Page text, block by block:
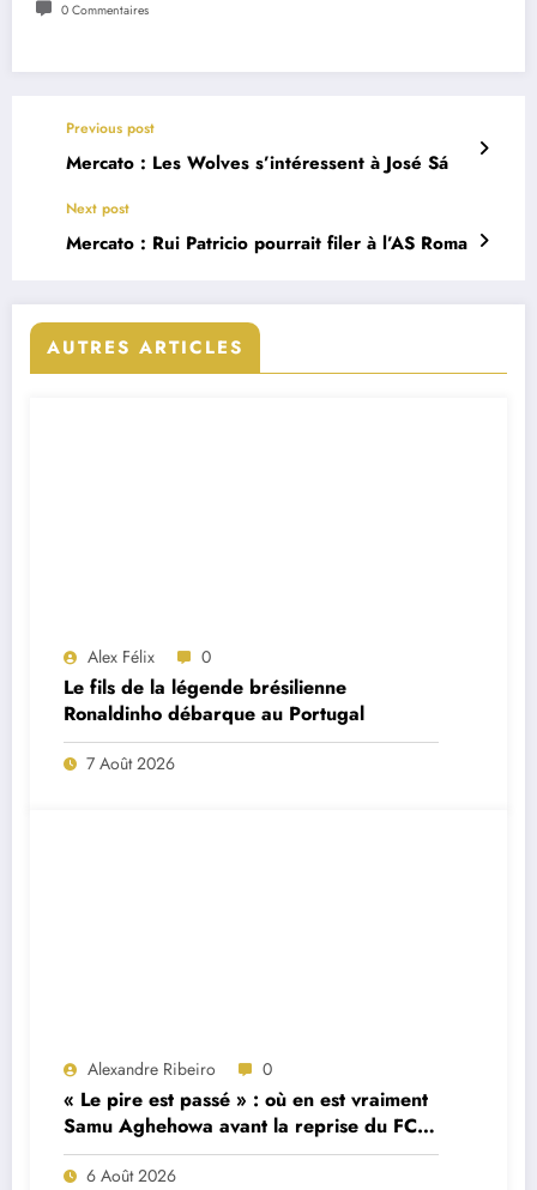
0 Commentaires
Previous post
Mercato : Les Wolves s’intéressent à José Sá
Next post
Mercato : Rui Patricio pourrait filer à l’AS Roma
AUTRES ARTICLES
Alex Félix 0
Le fils de la légende brésilienne
Ronaldinho débarque au Portugal
7 Août 2026
Alexandre Ribeiro 0
« Le pire est passé » : où en est vraiment
Samu Aghehowa avant la reprise du FC
Porto ?
6 Août 2026